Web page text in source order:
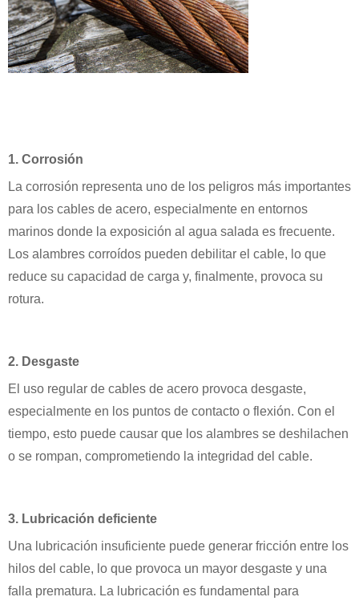
1. Corrosión
La corrosión representa uno de los peligros más importantes
para los cables de acero, especialmente en entornos
marinos donde la exposición al agua salada es frecuente.
Los alambres corroídos pueden debilitar el cable, lo que
reduce su capacidad de carga y, finalmente, provoca su
rotura.
2. Desgaste
El uso regular de cables de acero provoca desgaste,
especialmente en los puntos de contacto o flexión. Con el
tiempo, esto puede causar que los alambres se deshilachen
o se rompan, comprometiendo la integridad del cable.
3. Lubricación deficiente
Una lubricación insuficiente puede generar fricción entre los
hilos del cable, lo que provoca un mayor desgaste y una
falla prematura. La lubricación es fundamental para